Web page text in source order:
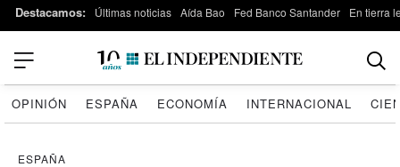
Destacamos: Últimas noticias Aída Bao Fed Banco Santander En tierra
OPINIÓN ESPAÑA ECONOMÍA INTERNACIONAL
ESPAÑA